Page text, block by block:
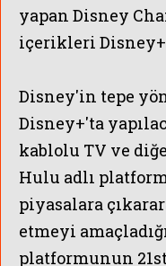
yapan Disney
içerikleri
Disney'in tepe
Disney+'ta
kablolu TV ve
Hulu adlı
piyasalara
etmeyi
platformunun